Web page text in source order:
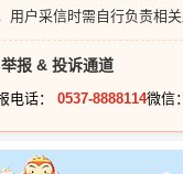
用户采信时需自行负责相关
报 & 投诉通道
电话： 0537-8888114微信